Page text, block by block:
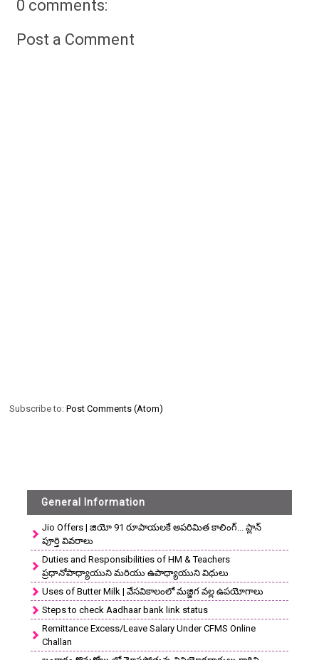
0 comments:
Post a Comment
Subscribe to:Post Comments (Atom)
General Information
Jio Offers | జియో 91 రూపాయలకే అపరిమిత కాలింగ్... ప్లాన్
పూర్తి వివరాలు
Duties and Responsibilities of HM & Teachers
ప్రధానోపాధ్యాయుని మరియు ఉపాధ్యాయుని విధులు
Uses of Butter Milk | వేసవికాలంలో మజ్జిగ వల్ల ఉపయోగాలు
Steps to check Aadhaar bank link status
Remittance Excess/Leave Salary Under CFMS Online
Challan